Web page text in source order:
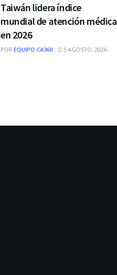
Taiwán lidera índice
mundial de atención médica
en 2026
POR EQUIPO CA360 5 AGOSTO, 2026